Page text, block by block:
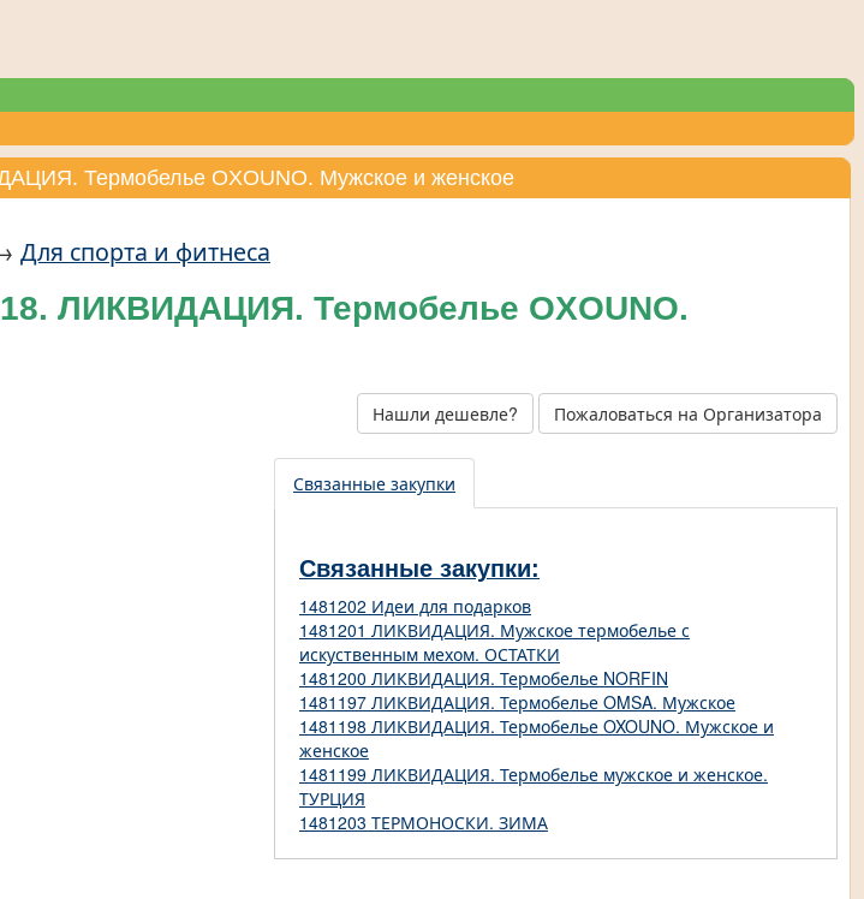
Термобелье OXOUNO. Мужское и женское
Для спорта и фитнеса
ЛИКВИДАЦИЯ. Термобелье OXOUNO.
Нашли дешевле? Пожаловаться на Организатора
Связанные закупки
Связанные закупки:
1481202 Идеи для подарков
1481201 ЛИКВИДАЦИЯ. Мужское термобелье с
искуственным мехом. ОСТАТКИ
1481200 ЛИКВИДАЦИЯ. Термобелье NORFIN
1481197 ЛИКВИДАЦИЯ. Термобелье OMSA. Мужское
1481198 ЛИКВИДАЦИЯ. Термобелье OXOUNO. Мужское и
женское
1481199 ЛИКВИДАЦИЯ. Термобелье мужское и женское.
ТУРЦИЯ
1481203 ТЕРМОНОСКИ. ЗИМА